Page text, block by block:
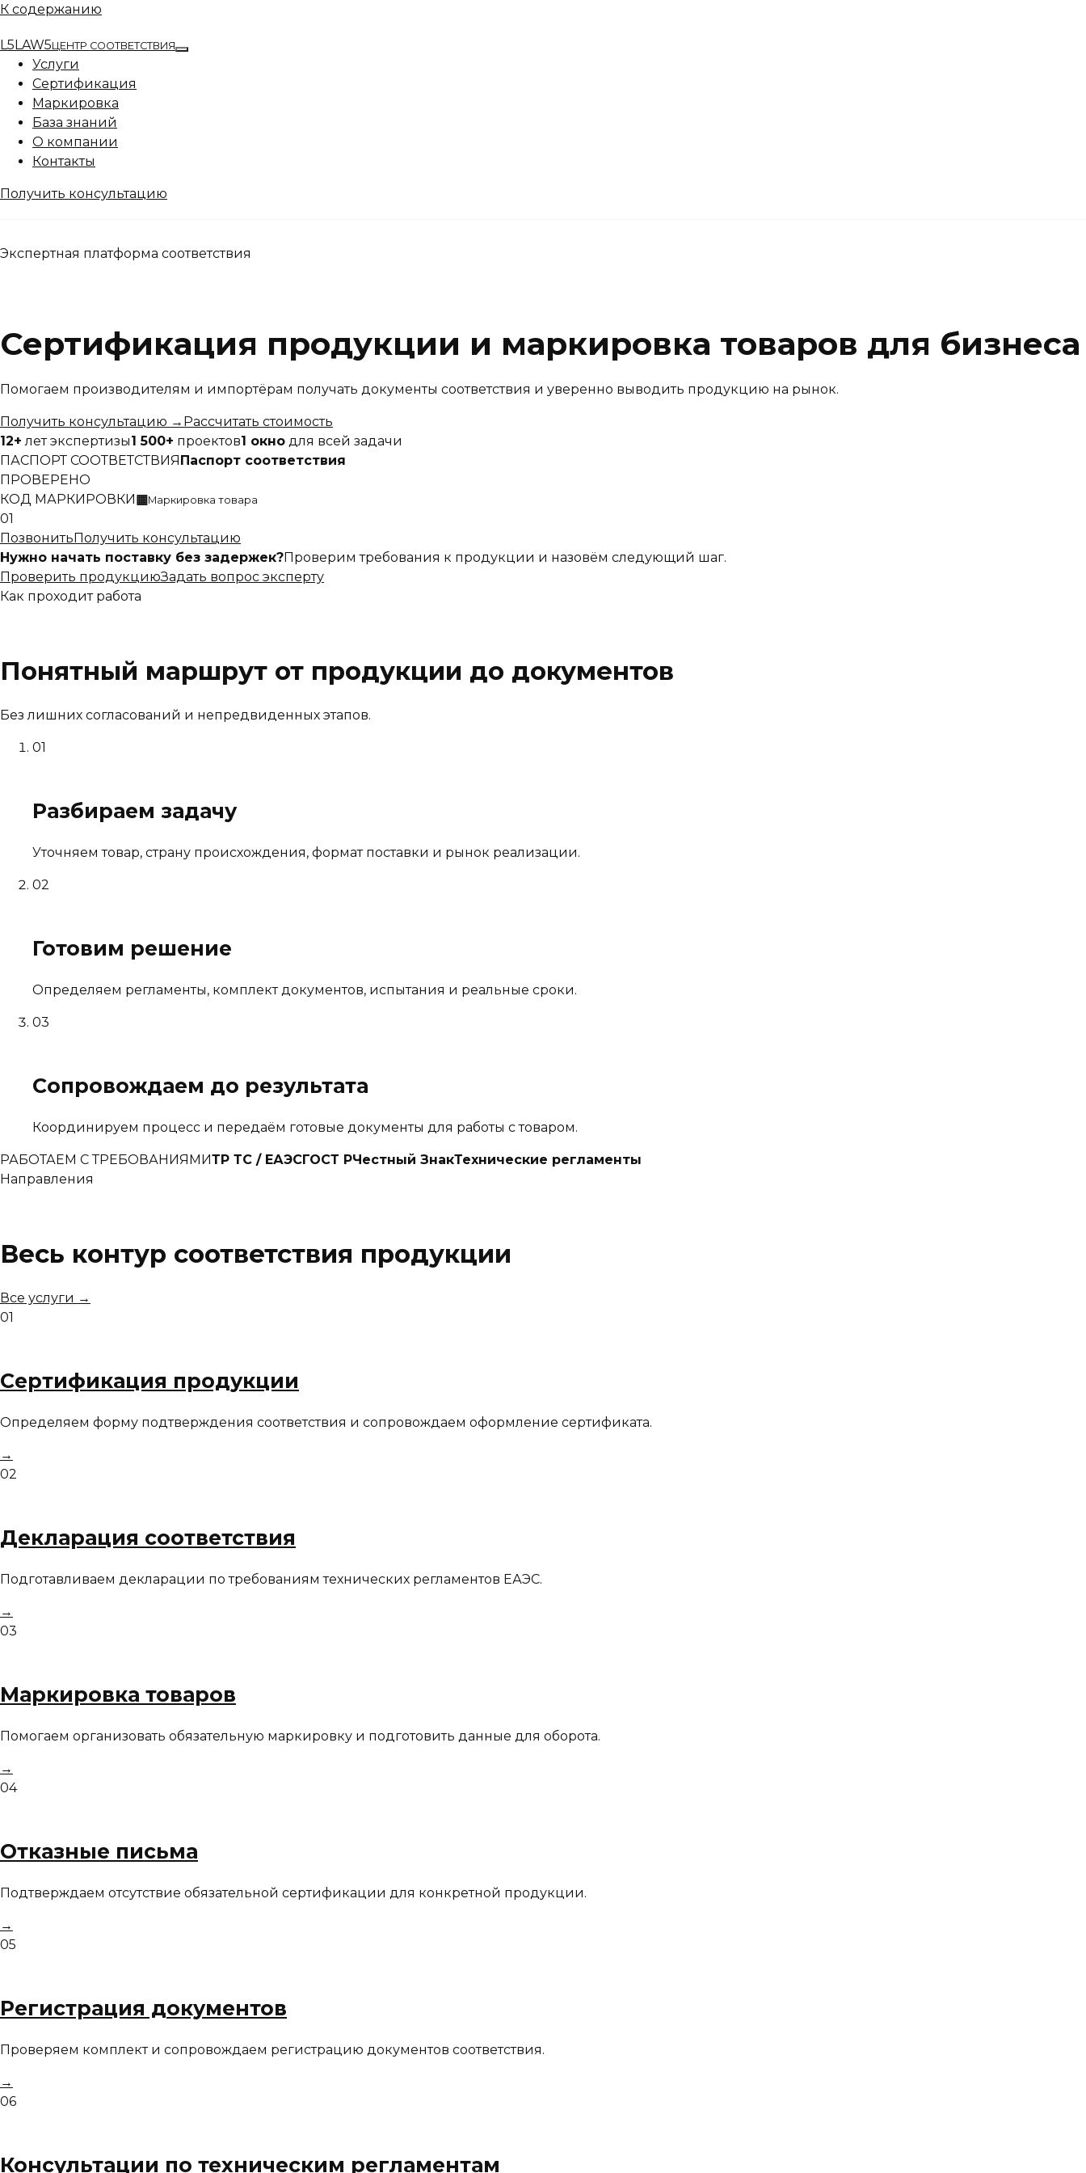
К содержанию
L5LAW5ЦЕНТР СООТВЕТСТВИЯ
Услуги
Сертификация
Маркировка
База знаний
О компании
Контакты
Получить консультацию
Экспертная платформа соответствия
Сертификация продукции и маркировка товаров для бизнеса
Помогаем производителям и импортёрам получать документы соответствия и уверенно выводить продукцию на рынок.
Получить консультацию → Рассчитать стоимость
12+ лет экспертизы1 500+ проектов1 окно для всей задачи
ПАСПОРТ СООТВЕТСТВИЯПаспорт соответствия
ПРОВЕРЕНО
КОД МАРКИРОВКИ▦Маркировка товара
01
ПозвонитьПолучить консультацию
Нужно начать поставку без задержек?Проверим требования к продукции и назовём следующий шаг.
Проверить продукциюЗадать вопрос эксперту
Как проходит работа
Понятный маршрут от продукции до документов
Без лишних согласований и непредвиденных этапов.
01
Разбираем задачу
Уточняем товар, страну происхождения, формат поставки и рынок реализации.
02
Готовим решение
Определяем регламенты, комплект документов, испытания и реальные сроки.
03
Сопровождаем до результата
Координируем процесс и передаём готовые документы для работы с товаром.
РАБОТАЕМ С ТРЕБОВАНИЯМИТР ТС / ЕАЭСГОСТ РЧестный ЗнакТехнические регламенты
Направления
Весь контур соответствия продукции
Все услуги →
01
Сертификация продукции
Определяем форму подтверждения соответствия и сопровождаем оформление сертификата.
→
02
Декларация соответствия
Подготавливаем декларации по требованиям технических регламентов ЕАЭС.
→
03
Маркировка товаров
Помогаем организовать обязательную маркировку и подготовить данные для оборота.
→
04
Отказные письма
Подтверждаем отсутствие обязательной сертификации для конкретной продукции.
→
05
Регистрация документов
Проверяем комплект и сопровождаем регистрацию документов соответствия.
→
06
Консультации по техническим регламентам